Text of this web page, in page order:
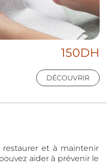
150DH
DÉCOUVRIR
restaurer et à maintenir
aider à prévenir le